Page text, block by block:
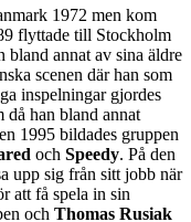
1972 men kom
flyttade till Stockholm
bland annat av sina äldre
scenen där han som
inspelningar gjordes
då han bland annat
1995 bildades gruppen
och Speedy. På den
upp sig från sitt jobb när
att få spela in sin
och Thomas Rusiak